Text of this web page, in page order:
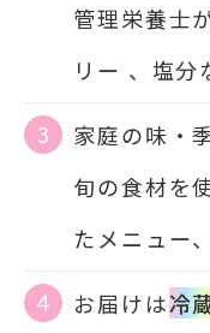
管理栄養士
リー 、塩分
3
家庭の味・
旬の食材を
たメニュー
４ お届けは冷